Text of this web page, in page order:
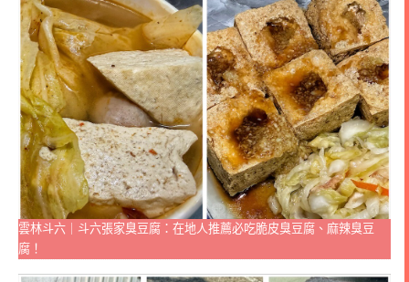
雲林斗六｜斗六張家臭豆腐：在地人推薦必吃脆皮臭豆腐、麻辣臭豆
腐！